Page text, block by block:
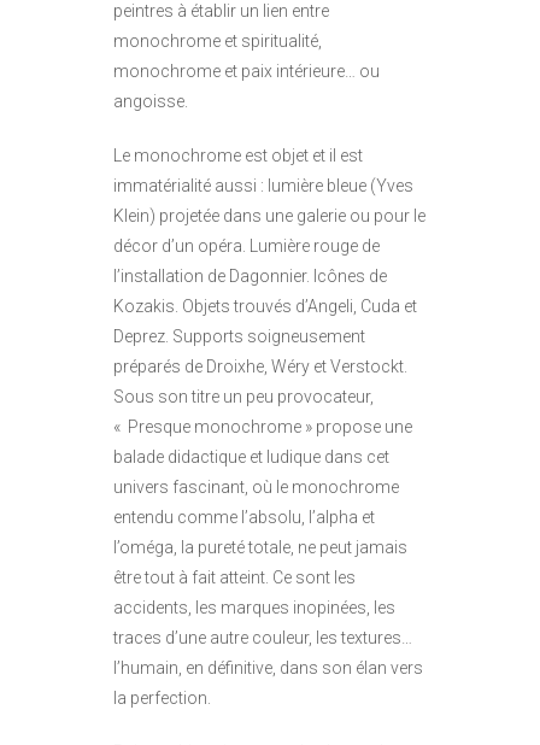
peintres à établir un lien entre
monochrome et spiritualité,
monochrome et paix intérieure… ou
angoisse.
Le monochrome est objet et il est
immatérialité aussi : lumière bleue (Yves
Klein) projetée dans une galerie ou pour le
décor d’un opéra. Lumière rouge de
l’installation de Dagonnier. Icônes de
Kozakis. Objets trouvés d’Angeli, Cuda et
Deprez. Supports soigneusement
préparés de Droixhe, Wéry et Verstockt.
Sous son titre un peu provocateur,
« Presque monochrome » propose une
balade didactique et ludique dans cet
univers fascinant, où le monochrome
entendu comme l’absolu, l’alpha et
l’oméga, la pureté totale, ne peut jamais
être tout à fait atteint. Ce sont les
accidents, les marques inopinées, les
traces d’une autre couleur, les textures…
l’humain, en définitive, dans son élan vers
la perfection.